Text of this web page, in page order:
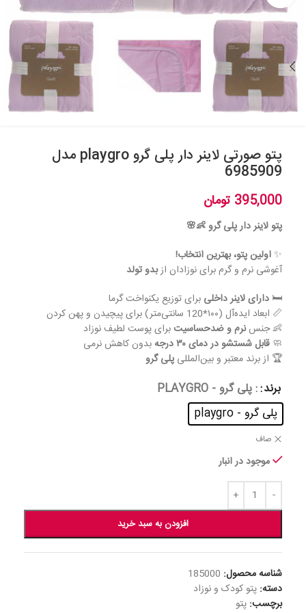
پتو صورتی لاینر دار پلی گرو playgro مدل
6985909
395,000 تومان
پتو لاینر دار پلی گرو 👶🌸
✨اولین پتو، بهترین انتخاب!
آغوشی نرم و گرم برای نوزادان ازبدو تولد
🛏️ دارای لاینر داخلی برای توزیع یکنواخت گرما
📏 ابعاد ایده‌آل (۱۰۰*120 سانتی‌متر) برای پیچیدن و پهن کردن
👶 جنسنرم و ضدحساسیتبرای پوست لطیف نوزاد
🧼 قابل شستشو در دمای ۳۰ درجه
بدون کاهش نرمی
🏆 از برند معتبر و بین‌المللی پلی گرو
برند : پلی گرو - PLAYGRO
پلی گرو - playgro
صاف
موجود در انبار
افزودن به سبد خرید
شناسه محصول: 185000
دسته: پتو کودک و نوزاد
برچسب: پتو